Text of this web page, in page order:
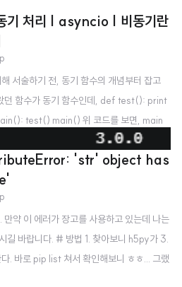
기 처리 | asyncio | 비동기란
서술하기 전, 동기 함수의 개념부터 잡고
던 함수가 동기 함수인데, def test(): print
test() main() 위 코드를 보면, main
서대로 출력된 이후 종료된다. main 함수
리는 것이다. 너무 당연한 말 같다. 근데 만
하는 동안에 처리해야하는 일이 있다면
만약 엄청나게 많은 데이터를 출력해야하
료되어 정상적으로 return 되기만을 기다
'str' object has
만약 이 에러가 장고를 사용하고 있는데 나는
길 바랍니다. # 방법 1. 찾아보니 h5py가 3.
. 바로 pip list 쳐서 확인해보니 ㅎㅎ... 그랬